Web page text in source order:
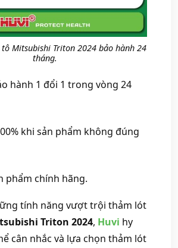
Mitsubishi Triton 2024 bảo hành 24
tháng.
hành 1 đổi 1 trong vòng 24
khi sản phẩm không đúng
phẩm chính hãng.
tính năng vượt trội thảm lót
Triton 2024, Huvi hy
cân nhắc và lựa chọn thảm lót